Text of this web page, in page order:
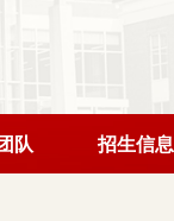
队 招生信息